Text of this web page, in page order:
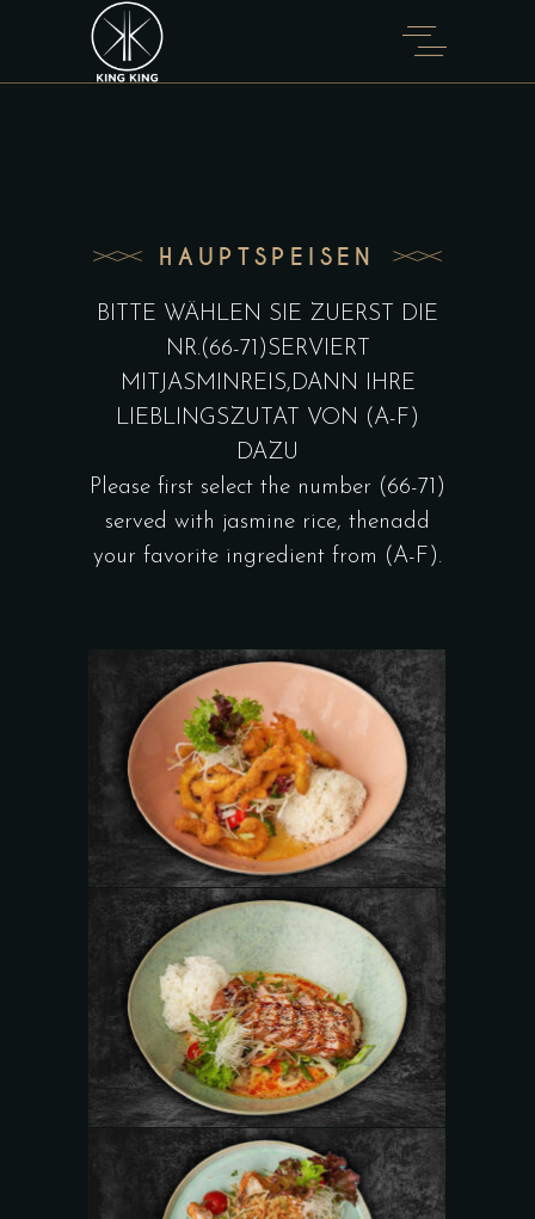
HAUPTSPEISEN
BITTE WÄHLEN SIE ZUERST DIE
NR.(66-71)SERVIERT
MITJASMINREIS,DANN IHRE
LIEBLINGSZUTAT VON (A-F)
DAZU
Please first select the number (66-71)
served with jasmine rice, thenadd
your favorite ingredient from (A-F).